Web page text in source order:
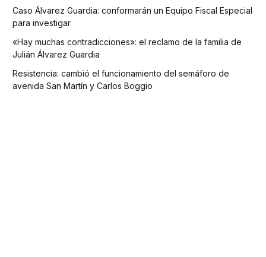
Caso Álvarez Guardia: conformarán un Equipo Fiscal Especial
para investigar
«Hay muchas contradicciones»: el reclamo de la familia de
Julián Álvarez Guardia
Resistencia: cambió el funcionamiento del semáforo de
avenida San Martín y Carlos Boggio